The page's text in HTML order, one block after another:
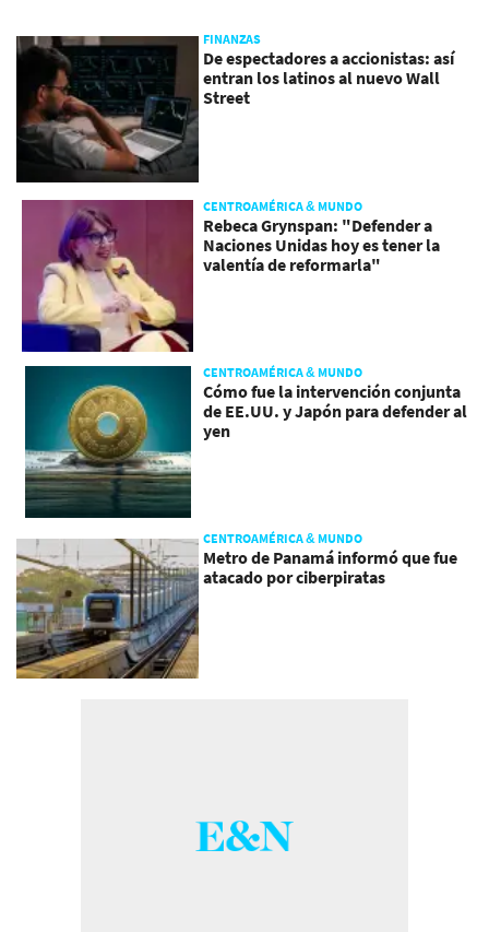
FINANZAS
De espectadores a accionistas: así
entran los latinos al nuevo Wall
Street
CENTROAMÉRICA & MUNDO
Rebeca Grynspan: "Defender a
Naciones Unidas hoy es tener la
valentía de reformarla"
CENTROAMÉRICA & MUNDO
Cómo fue la intervención conjunta
de EE.UU. y Japón para defender al
yen
CENTROAMÉRICA & MUNDO
Metro de Panamá informó que fue
atacado por ciberpiratas